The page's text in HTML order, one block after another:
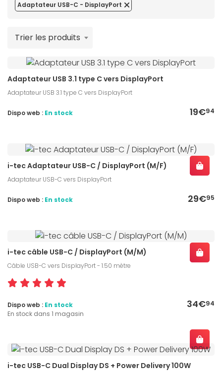
Adaptateur USB-C - DisplayPort
Trier les produits
Adaptateur USB 3.1 type C vers DisplayPort
Adaptateur USB 3.1 type C vers DisplayPort
19€94
Dispo web : En stock
i-tec Adaptateur USB-C / DisplayPort (M/F)
Adaptateur USB-C vers DisplayPort
29€95
Dispo web : En stock
i-tec câble USB-C / DisplayPort (M/M)
Câble USB-C vers DisplayPort - 1.50 mètre
34€94
Dispo web : En stock
En stock dans 1 magasin
i-tec USB-C Dual Display DS + Power Delivery 100W